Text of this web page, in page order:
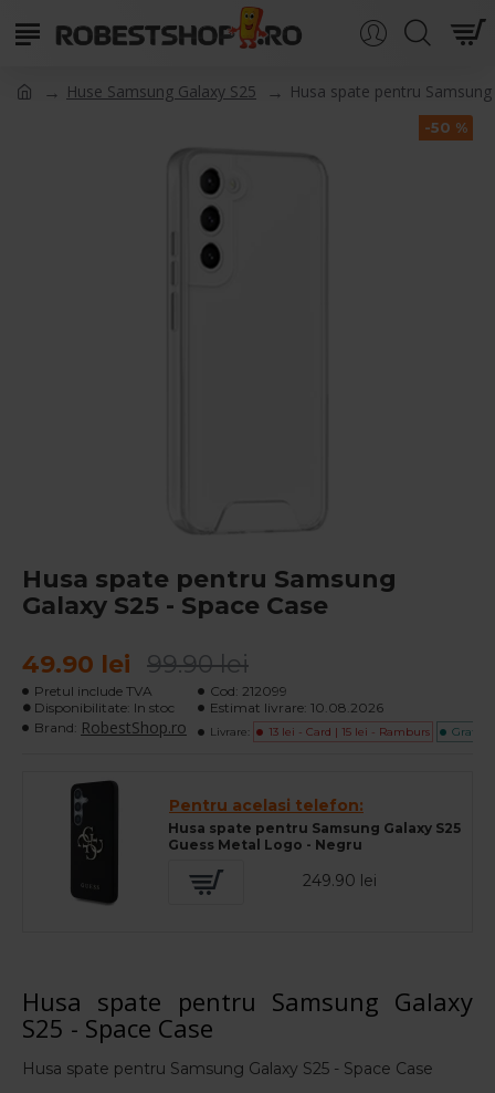
Huse Samsung Galaxy S25 Husa spate pentru
-50 %
Husa spate pentru Samsung
Galaxy S25 - Space Case
49.90 lei 99.90 lei
Pretul include TVA
Disponibilitate: In stoc
Brand: RobestShop.ro
Cod: 212099
Estimat livrare: 10.08.2026
Livrare: 13 lei - Card | 15 lei - Ramburs
Pentru acelasi telefon:
Husa spate pentru Samsung Galaxy S25
Guess Metal Logo - Negru
249.90 lei
Husa spate pentru Samsung Galaxy
S25 - Space Case
Husa spate pentru Samsung Galaxy S25 - Space Case